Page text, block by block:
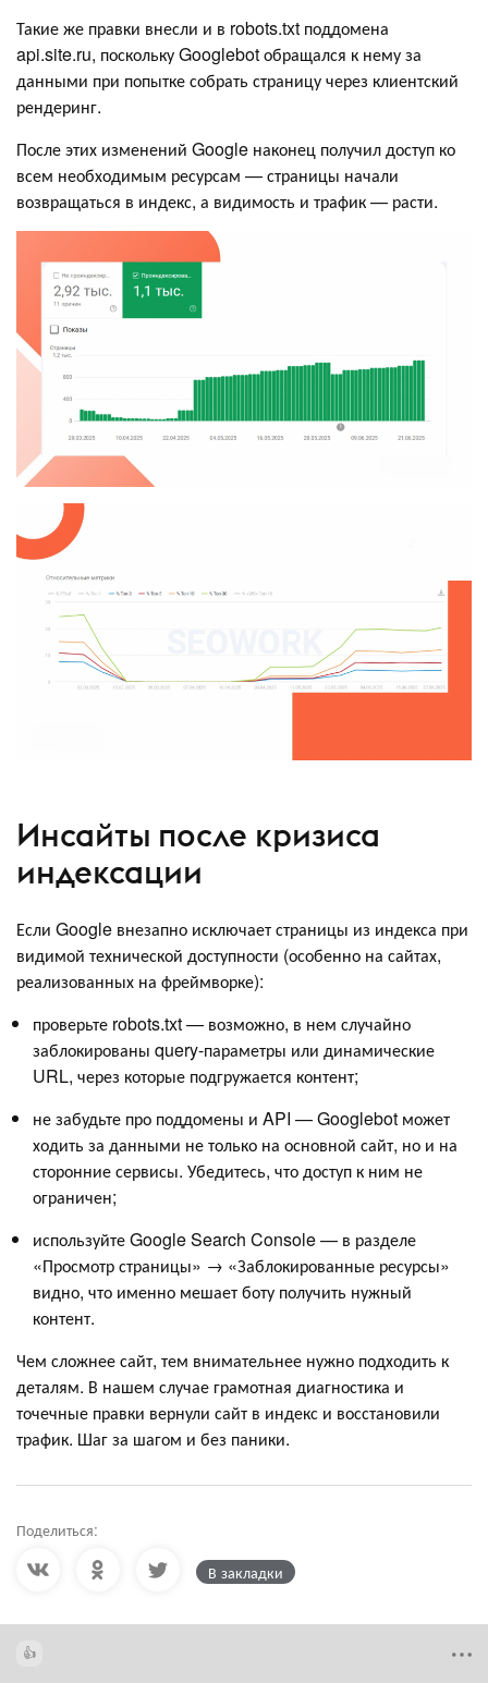
Такие же правки внесли и в robots.txt поддомена
api.site.ru, поскольку Googlebot обращался к нему за
данными при попытке собрать страницу через клиентский
рендеринг.
После этих изменений Google наконец получил доступ ко
всем необходимым ресурсам — страницы начали
возвращаться в индекс, а видимость и трафик — расти.
Инсайты после кризиса
индексации
Если Google внезапно исключает страницы из индекса при
видимой технической доступности (особенно на сайтах,
реализованных на фреймворке):
проверьте robots.txt — возможно, в нем случайно
заблокированы query-параметры или динамические
URL, через которые подгружается контент;
не забудьте про поддомены и API — Googlebot может
ходить за данными не только на основной сайт, но и на
сторонние сервисы. Убедитесь, что доступ к ним не
ограничен;
используйте Google Search Console — в разделе
«Просмотр страницы» → «Заблокированные ресурсы»
видно, что именно мешает боту получить нужный
контент.
Чем сложнее сайт, тем внимательнее нужно подходить к
деталям. В нашем случае грамотная диагностика и
точечные правки вернули сайт в индекс и восстановили
трафик. Шаг за шагом и без паники.
Поделиться:
В закладки